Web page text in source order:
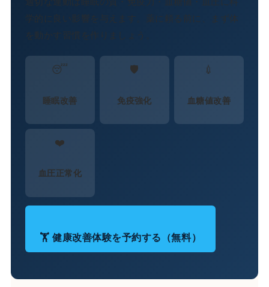
学的に良い影響を与えます。薬に頼る前に、まず体
を動かす習慣を作りましょう。
😴
睡眠改善
🛡️
免疫強化
💉
血糖値改善
❤️
血圧正常化
🏋️ 健康改善体験を予約する（無料）